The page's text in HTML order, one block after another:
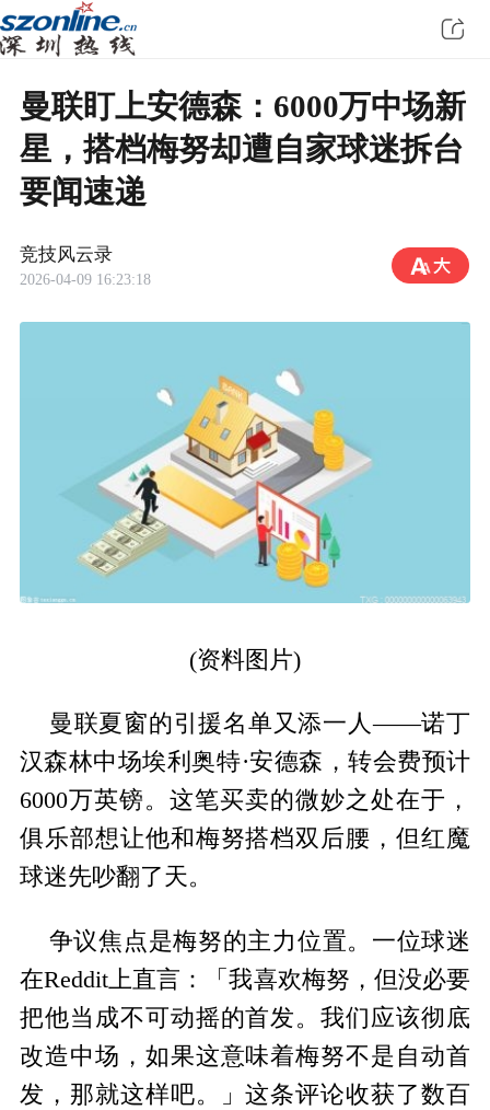
曼联盯上安德森：6000万中场新
星，搭档梅努却遭自家球迷拆台
要闻速递
竞技风云录
2026-04-09 16:23:18
(资料图片)
曼联夏窗的引援名单又添一人——诺丁
汉森林中场埃利奥特·安德森，转会费预计
6000万英镑。这笔买卖的微妙之处在于，
俱乐部想让他和梅努搭档双后腰，但红魔
球迷先吵翻了天。
争议焦点是梅努的主力位置。一位球迷
在Reddit上直言：「我喜欢梅努，但没必要
把他当成不可动摇的首发。我们应该彻底
改造中场，如果这意味着梅努不是自动首
发，那就这样吧。」这条评论收获了数百